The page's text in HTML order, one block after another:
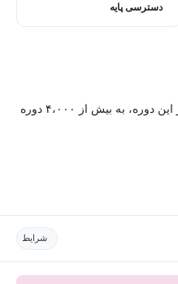
دسترسی پایه
با خرید اشتراک مکتب‌پلاس، علاوه بر این دوره، به بیش از ۴،۰۰۰ دوره
شرایط